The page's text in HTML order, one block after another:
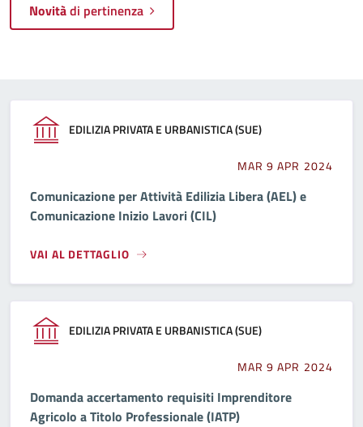
Novitàdi pertinenza
EDILIZIA PRIVATA E URBANISTICA (SUE)
MAR 9 APR 2024
Comunicazione per Attività Edilizia Libera (AEL) e
Comunicazione Inizio Lavori (CIL)
VAI AL DETTAGLIO
EDILIZIA PRIVATA E URBANISTICA (SUE)
MAR 9 APR 2024
Domanda accertamento requisiti Imprenditore
Agricolo a Titolo Professionale (IATP)